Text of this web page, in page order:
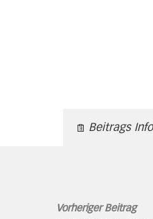
Beitrags
Vorheriger Beitrag